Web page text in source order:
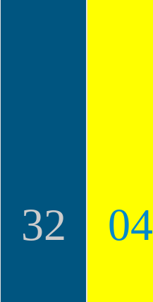
32 04